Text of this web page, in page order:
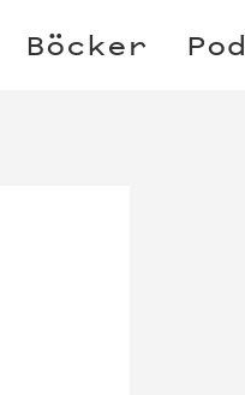
Böcker